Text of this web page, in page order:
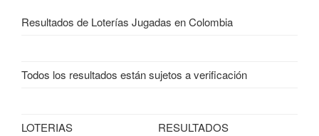
Resultados de Loterías Jugadas en Colombia
Todos los resultados están sujetos a verificación
LOTERIAS RESULTADOS